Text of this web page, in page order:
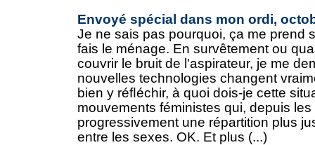
Envoyé spécial dans mon ordi,
Je ne sais pas pourquoi, ça me prend
fais le ménage. En survêtement ou
couvrir le bruit de l'aspirateur, je me
nouvelles technologies changent
bien y réﬂéchir, à quoi dois-je cette
mouvements féministes qui, depuis
progressivement une répartition plus
entre les sexes. OK. Et plus (...)